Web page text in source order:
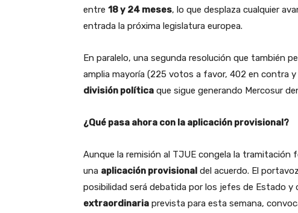
entre 18 y 24 meses, lo que desplaza cualquier
entrada la próxima legislatura europea.
En paralelo, una segunda resolución que también
amplia mayoría (225 votos a favor, 402 en contra
división política que sigue generando Mercosur
¿Qué pasa ahora con la aplicación provisional?
Aunque la remisión al TJUE congela la
una aplicación provisional del acuerdo. El
posibilidad será debatida por los jefes de Estado y
extraordinaria prevista para esta semana,